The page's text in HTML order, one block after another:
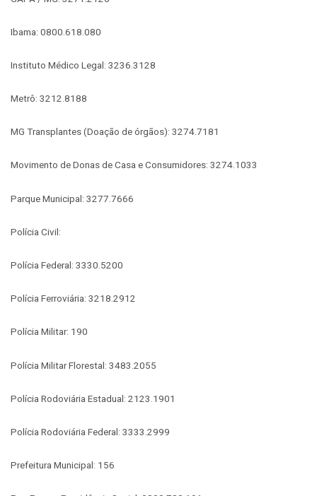
Ibama: 0800.618.080
Instituto Médico Legal: 3236.3128
Metrô: 3212.8188
MG Transplantes (Doação de órgãos): 3274.7181
Movimento de Donas de Casa e Consumidores: 3274.1033
Parque Municipal: 3277.7666
Polícia Civil:
Polícia Federal: 3330.5200
Polícia Ferroviária: 3218.2912
Polícia Militar: 190
Polícia Militar Florestal: 3483.2055
Polícia Rodoviária Estadual: 2123.1901
Polícia Rodoviária Federal: 3333.2999
Prefeitura Municipal: 156